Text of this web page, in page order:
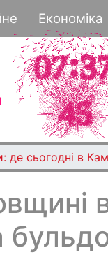
Економіка
де сьогодні в